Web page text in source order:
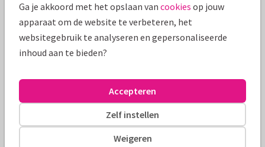
Productinformatie
Lieve beterschapskaart met de tekst heel veel beterschap in
handletteringstijl met hartjes
Alle kaarten zijn helemaal naar wens aan te passen
Eefcards
Ga je akkoord met het opslaan van cookies op jouw
apparaat om de website te verbeteren, het
websitegebruik te analyseren en gepersonaliseerde
inhoud aan te bieden?
Weigeren
Zelf instellen
Accepteren